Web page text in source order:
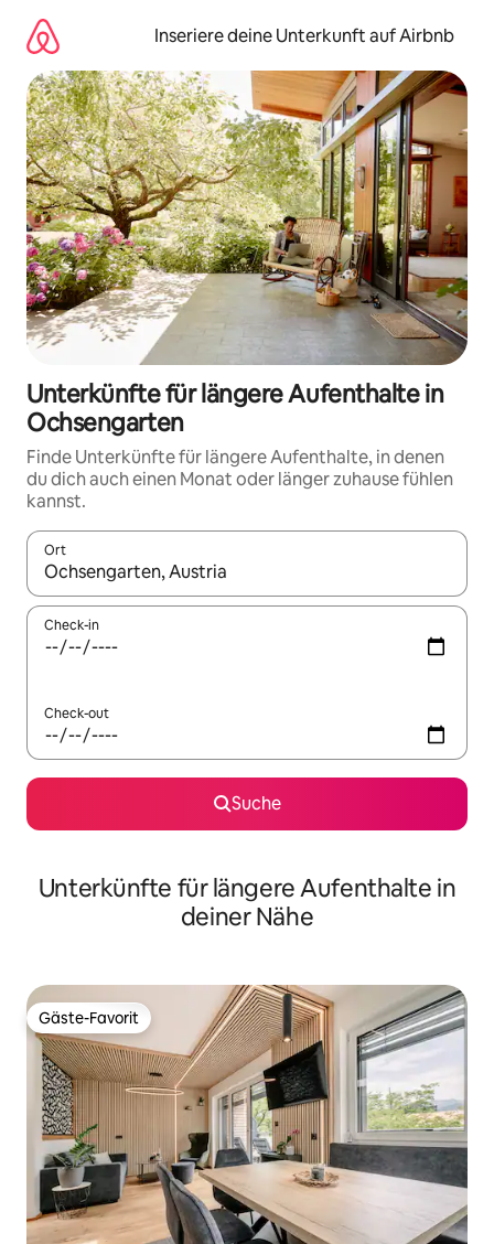
Inhalten
springen
Inseriere deine Unterkunft auf Airbnb
Unterkünfte für längere Aufenthalte in
Ochsengarten
Finde Unterkünfte für längere Aufenthalte, in denen
du dich auch einen Monat oder länger zuhause fühlen
kannst.
Ort
Wenn Ergebnisse verfügbar sind, navigiere mit den
Check-in
Check-out
Suche
Unterkünfte für längere Aufenthalte in
deiner Nähe
Gäste-Favorit
Gäste-Favorit